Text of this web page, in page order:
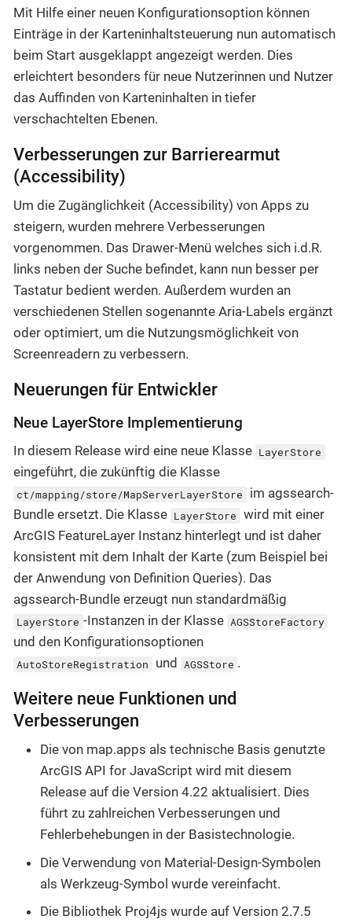
Mit Hilfe einer neuen Konfigurationsoption können
Einträge in der Karteninhaltsteuerung nun automatisch
beim Start ausgeklappt angezeigt werden. Dies
erleichtert besonders für neue Nutzerinnen und Nutzer
das Auffinden von Karteninhalten in tiefer
verschachtelten Ebenen.
Verbesserungen zur Barrierearmut
(Accessibility)
Um die Zugänglichkeit (Accessibility) von Apps zu
steigern, wurden mehrere Verbesserungen
vorgenommen. Das Drawer-Menü welches sich i.d.R.
links neben der Suche befindet, kann nun besser per
Tastatur bedient werden. Außerdem wurden an
verschiedenen Stellen sogenannte Aria-Labels ergänzt
oder optimiert, um die Nutzungsmöglichkeit von
Screenreadern zu verbessern.
Neuerungen für Entwickler
Neue LayerStore Implementierung
In diesem Release wird eine neue Klasse LayerStore
eingeführt, die zukünftig die Klasse
ct/mapping/store/MapServerLayerStore
im agssearch-
Bundle ersetzt. Die Klasse LayerStore wird mit einer
ArcGIS FeatureLayer Instanz hinterlegt und ist daher
konsistent mit dem Inhalt der Karte (zum Beispiel bei
der Anwendung von Definition Queries). Das
agssearch-Bundle erzeugt nun standardmäßig
LayerStore -Instanzen in der Klasse AGSStoreFactory
und den Konfigurationsoptionen
AutoStoreRegistration und AGSStore .
Weitere neue Funktionen und
Verbesserungen
Die von map.apps als technische Basis genutzte
ArcGIS API for JavaScript wird mit diesem
Release auf die Version 4.22 aktualisiert. Dies
führt zu zahlreichen Verbesserungen und
Fehlerbehebungen in der Basistechnologie.
Die Verwendung von Material-Design-Symbolen
als Werkzeug-Symbol wurde vereinfacht.
Die Bibliothek Proj4js wurde auf Version 2.7.5